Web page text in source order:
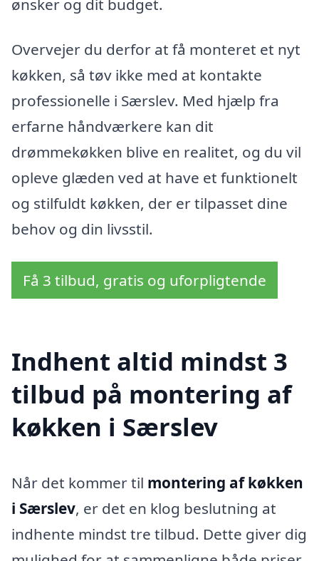
ønsker og dit budget.
Overvejer du derfor at få monteret et nyt
køkken, så tøv ikke med at kontakte
professionelle i Særslev. Med hjælp fra
erfarne håndværkere kan dit
drømmekøkken blive en realitet, og du vil
opleve glæden ved at have et funktionelt
og stilfuldt køkken, der er tilpasset dine
behov og din livsstil.
Få 3 tilbud, gratis og uforpligtende
Indhent altid mindst 3
tilbud på montering af
køkken i Særslev
Når det kommer til montering af køkken
i Særslev, er det en klog beslutning at
indhente mindst tre tilbud. Dette giver dig